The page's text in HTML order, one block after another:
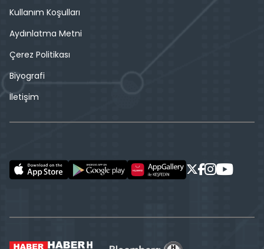
Kullanım Koşulları
Aydınlatma Metni
Çerez Politikası
Biyografi
İletişim